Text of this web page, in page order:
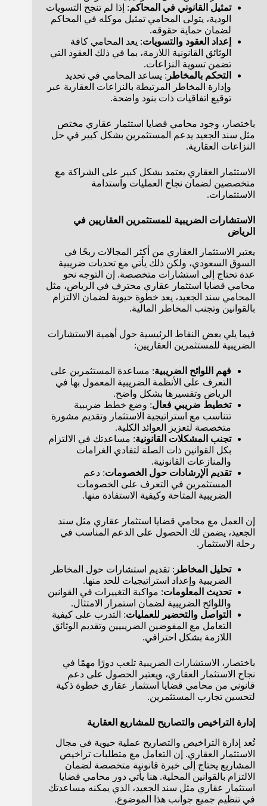
تمثيل القانوني في المحاكم: إذا لم تنجح التسويات
الودية، يتولى المحامي تمثيل موكله في المحاكم
لضمان حماية حقوقه.
إعداد العقود والتسويات: يعد المحامي كافة
الوثائق القانونية اللازمة، بما في ذلك العقود التي
تضمن تسوية النزاعات.
التحكم بالمخاطر : يساعد المحامي في تحديد
وإدارة المخاطر المرتبطة بالنزاعات العقارية عبر
توقيع اتفاقيات ذات بنود واضحة.
باختصار، وجود محامي قضايا استثمار عقاري مختص
مثل سند الجعيد يدعم المستثمرين بشكل كبير في حل
النزاعات العقارية.
الاستثمار العقاري يعتمد بشكل كبير على الشراكة مع
متخصصين لضمان نجاح العمليات واستدامة
الاستثمارات.
الاستشارات الضريبية للمستثمرين العقاريين في
الرياض
يعتبر الاستثمار العقاري من أكثر المجالات ربحًا في
السوق السعودي، ولكن ذلك يأتي مع تحديات ضريبية
عدة تحتاج إلى استشارات متخصصة. إن التوجه نحو
محامي قضايا استثمار عقاري محترف في الرياض، مثل
المحامي سند الجعيد، يعد خطوة حيوية لضمان الالتزام
بالقوانين وتجنب المخاطر المالية.
فيما يلي بعض النقاط الرئيسية حول أهمية الاستشارات
الضريبية للمستثمرين العقاريين:
فهم اللوائح الضريبية: مساعدة المستثمرين على
التعرف على الأنظمة الضريبية المعمول بها في
الرياض وتفسيرها بشكل واضح.
تخطيط ضريبي فعال: وضع خطط ضريبية
تتناسب مع استراتيجية الاستثمار وتقديم مشورة
متخصصة لتعزيز العوائد الكلية.
تجنب المشكلات القانونية: مساعدتك في الالتزام
بكل القوانين ذات الصلة لتفادي الغرامات
والمنازعات القانونية.
تقديم الإرشادات حول الخصومات: دعم
المستثمرين في التعرف على الخصومات
الضريبية المتاحة وكيفية الاستفادة منها.
إن العمل مع محامي قضايا استثمار عقاري مثل سند
الجعيد، يضمن لك الحصول على الدعم المناسب في
رحلة الاستثمار.
تحليل المخاطر : تقديم استشارات حول المخاطر
الضريبية وإعداد استراتيجيات للحد منها.
تحديث المعلومات: مواكبة التغييرات في القوانين
واللوائح الضريبية لضمان استمرار الامتثال.
التواصل والتحضير للعمليات: التدرب على كيفية
التعامل مع المفوضين الضريبيين وتقديم الوثائق
اللازمة بشكل احترافي.
باختصار، الاستشارات الضريبية تلعب دورًا مهمًا في
نجاح الاستثمار العقاري، ويعتبر الحصول على دعم
قانوني من محامي قضايا استثمار عقاري خطوة ذكية
لتحسين تجارب المستثمرين.
إدارة التراخيص والتصاريح للمشاريع العقارية
تُعد إدارة التراخيص والتصاريح عملية حيوية في مجال
الاستثمار العقاري. إن التعامل مع متطلبات تراخيص
المشاريع يحتاج إلى خبرة قانونية متخصصة لضمان
الالتزام بالقوانين المحلية. هنا يأتي دور محامي قضايا
استثمار عقاري مثل سند الجعيد، الذي يمكنه مساعدتك
في تنظيم جميع جوانب هذا الموضوع.